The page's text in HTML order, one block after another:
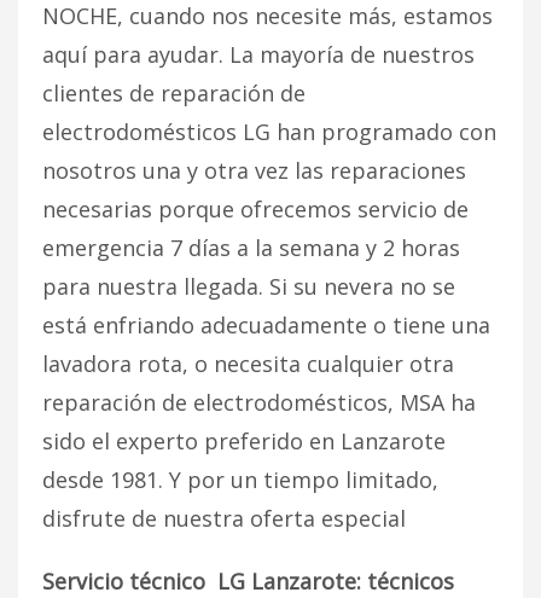
NOCHE, cuando nos necesite más, estamos
aquí para ayudar. La mayoría de nuestros
clientes de reparación de
electrodomésticos LG han programado con
nosotros una y otra vez las reparaciones
necesarias porque ofrecemos servicio de
emergencia 7 días a la semana y 2 horas
para nuestra llegada. Si su nevera no se
está enfriando adecuadamente o tiene una
lavadora rota, o necesita cualquier otra
reparación de electrodomésticos, MSA ha
sido el experto preferido en Lanzarote
desde 1981. Y por un tiempo limitado,
disfrute de nuestra oferta especial
Servicio técnico LG Lanzarote: técnicos